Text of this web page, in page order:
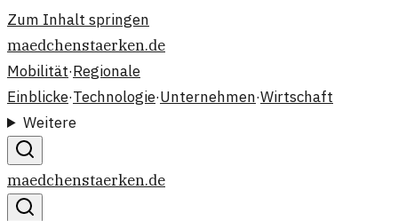
Zum Inhalt springen
maedchenstaerken.de
Mobilität·Regionale
Einblicke·Technologie·Unternehmen·Wirtschaft
Weitere
maedchenstaerken.de